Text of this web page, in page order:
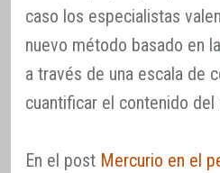
caso los especialistas
nuevo método basado en la
a través de una escala de
cuantificar el contenido
En el post Mercurio en el